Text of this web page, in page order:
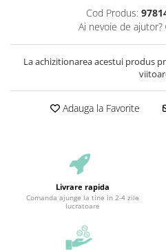
Cod Produs:
Ai nevoie de ajutor?
La achizitionarea acestui produs
Adauga la Favorite
Livrare rapida
Comanda ajunge la tine in 2-4 zile
lucratoare